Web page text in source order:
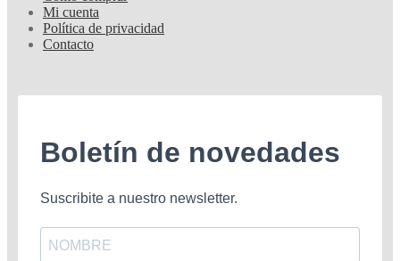
Mi cuenta
Política de privacidad
Contacto
Boletín de novedades
Suscribite a nuestro newsletter.